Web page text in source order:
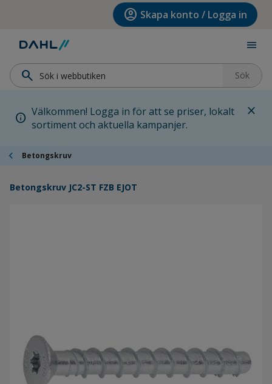
Hoppa till huvudinnehållet account_circle Skapa konto / Logga in
menu
search Sök
info Välkommen! Logga in för att se priser, lokalt
sortiment och aktuella kampanjer.
close
chevron_left Betongskruv
Betongskruv JC2-ST FZB EJOT